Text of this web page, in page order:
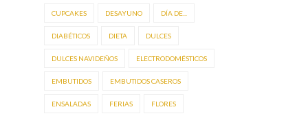
CUPCAKES DESAYUNO DÍA DE...
DIABÉTICOS DIETA DULCES
DULCES NAVIDEÑOS ELECTRODOMÉSTICOS
EMBUTIDOS EMBUTIDOS CASEROS
ENSALADAS FERIAS FLORES